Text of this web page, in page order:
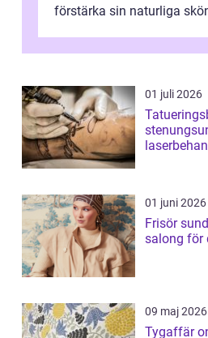
förstärka sin naturliga
01 juli 2026
stenungsund så funkar
01 juni 2026
Frisör sundsvall så
salong för
09 maj 2026
Tygaffär